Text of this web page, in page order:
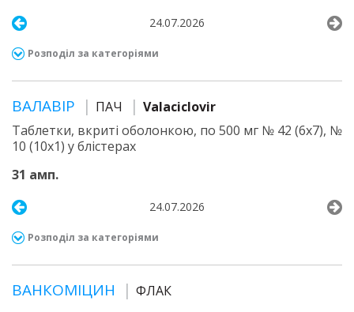
24.07.2026
Розподіл за категоріями
ВАЛАВІР ПАЧ
Valaciclovir
Таблетки, вкриті оболонкою, по 500 мг № 42 (6х7), №
10 (10х1) у блістерах
31 амп.
24.07.2026
Розподіл за категоріями
ВАНКОМІЦИН ФЛАК